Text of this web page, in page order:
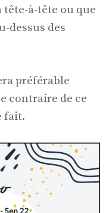
tête-à-tête ou que
dessus des
préférable
contraire de ce
fait.